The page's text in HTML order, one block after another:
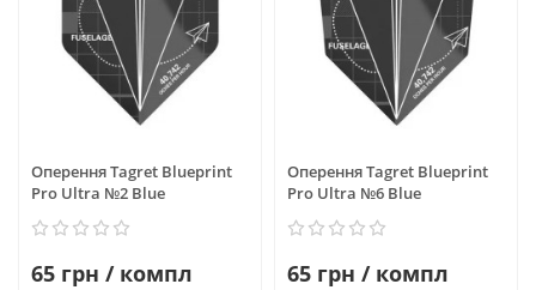
Оперення Tagret Blueprint
Pro Ultra №2 Blue
65 грн / компл
Оперення Tagret Blueprint
Pro Ultra №6 Blue
65 грн / компл